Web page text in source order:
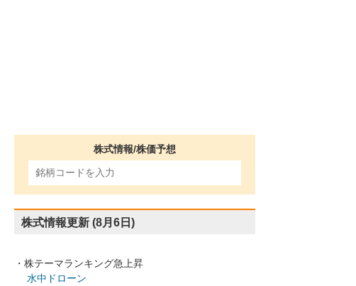
株式情報/株価予想
株式情報更新 (8月6日)
・株テーマランキング急上昇
水中ドローン